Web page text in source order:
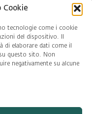
Cookie
tecnologie come i cookie
del dispositivo. Il
di elaborare dati come il
questo sito. Non
negativamente su alcune